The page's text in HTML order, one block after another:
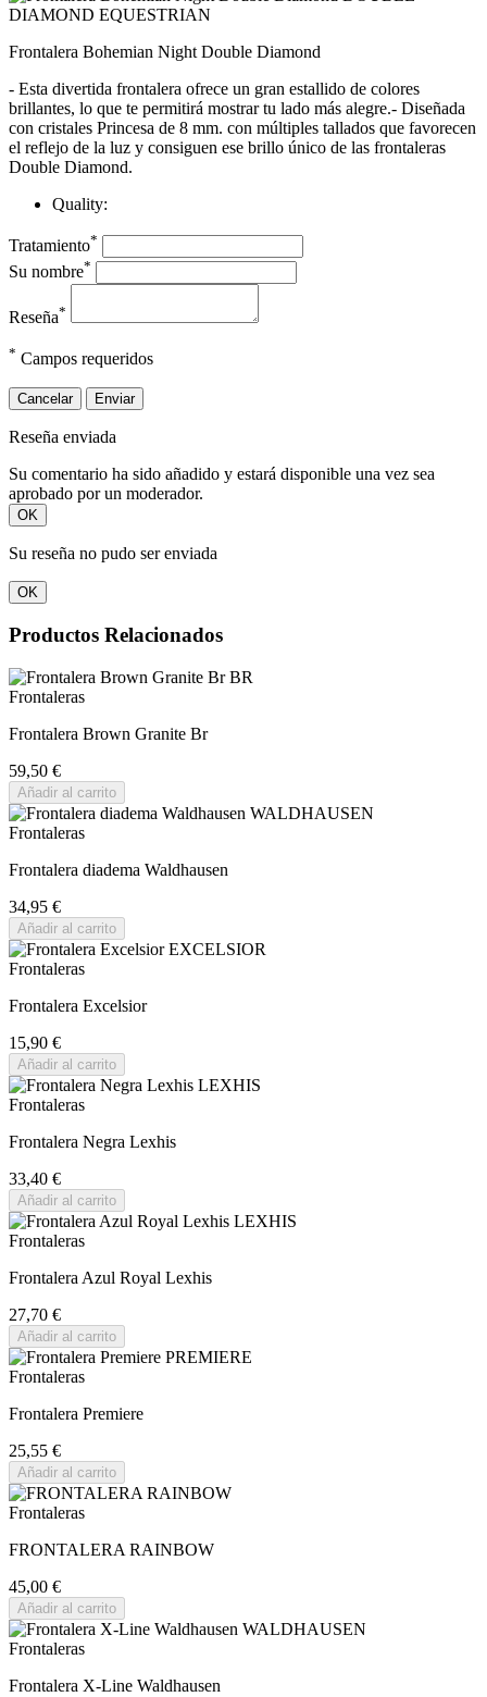
Frontalera Bohemian Night Double Diamond
- Esta divertida frontalera ofrece un gran estallido de colores
brillantes, lo que te permitirá mostrar tu lado más alegre.- Diseñada
con cristales Princesa de 8 mm. con múltiples tallados que favorecen
el reflejo de la luz y consiguen ese brillo único de las frontaleras
Double Diamond.
Quality:
Tratamiento*
Su nombre*
Reseña*
* Campos requeridos
Cancelar Enviar
Reseña enviada
Su comentario ha sido añadido y estará disponible una vez sea
aprobado por un moderador.
OK
Su reseña no pudo ser enviada
OK
Productos Relacionados
Frontaleras
Frontalera Brown Granite Br
59,50 €
Añadir al carrito
Frontaleras
Frontalera diadema Waldhausen
34,95 €
Añadir al carrito
Frontaleras
Frontalera Excelsior
15,90 €
Añadir al carrito
Frontaleras
Frontalera Negra Lexhis
33,40 €
Añadir al carrito
Frontaleras
Frontalera Azul Royal Lexhis
27,70 €
Añadir al carrito
Frontaleras
Frontalera Premiere
25,55 €
Añadir al carrito
Frontaleras
FRONTALERA RAINBOW
45,00 €
Añadir al carrito
Frontaleras
Frontalera X-Line Waldhausen